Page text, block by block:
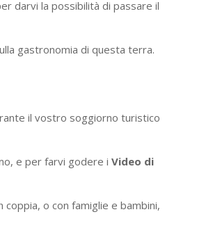
darvi la possibilità di passare il
gastronomia di questa terra.
il vostro soggiorno turistico
e per farvi godere i Video di
o con famiglie e bambini,